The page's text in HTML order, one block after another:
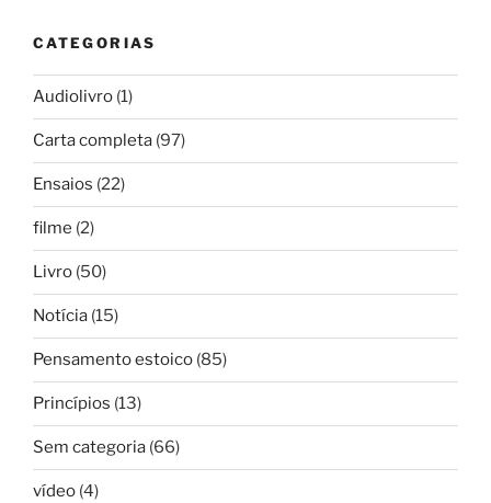
CATEGORIAS
Audiolivro (1)
Carta completa (97)
Ensaios (22)
filme (2)
Livro (50)
Notícia (15)
Pensamento estoico (85)
Princípios (13)
Sem categoria (66)
vídeo (4)